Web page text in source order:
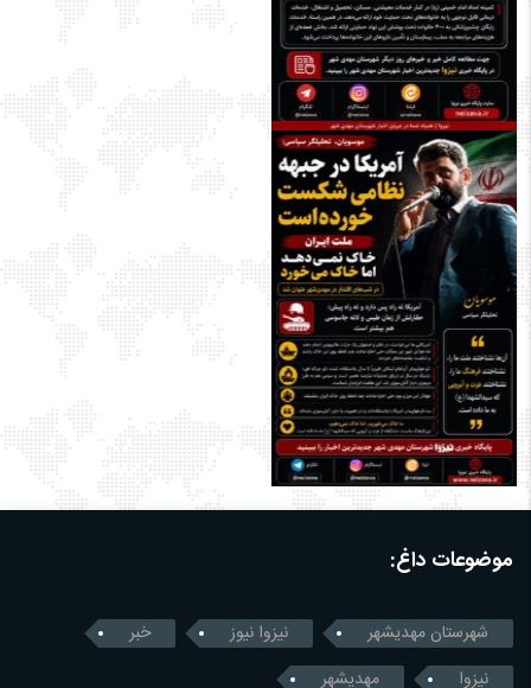
موضوعات داغ:
شهرستان مهدیشهر نیزوا نیوز
خبر
نیزوا
مهدیشهر